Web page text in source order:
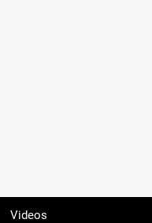
Videos